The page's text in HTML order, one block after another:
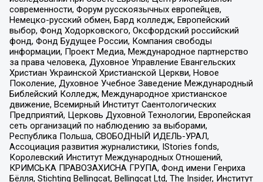
современности, Форум русскоязычных европейцев,
Немецко-русский обмен, Бард колледж, Европейский
выбор, Фонд Ходорковского, Оксфордский российский
фонд, Фонд Будущее России, Компания свободы
информации, Проект Медиа, Международное партнерство
за права человека, Духовное Управление Евангельских
Христиан Украинской Христианской Церкви, Новое
Поколение, Духовное Учебное Заведение Международный
Библейский Колледж, Международное христианское
движение, Всемирный Институт Саентологических
Предприятий, Церковь Духовной Технологии, Европейская
сеть организаций по наблюдению за выборами,
Республика Польша, СВОБОДНЫЙ ИДЕЛЬ-УРАЛ,
Ассоциация развития журналистики, IStories fonds,
Королевский Институт Международных Отношений,
КРИМСЬКА ПРАВОЗАХИСНА ГРУПА, Фонд имени Генриха
Бёлля, Stichting Bellingcat, Bellingcat Ltd, The Insider, Институт